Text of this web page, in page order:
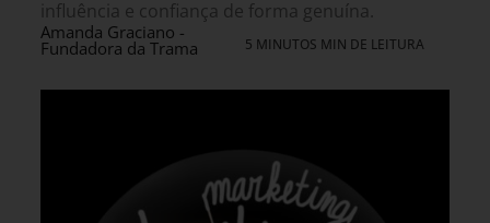
influência e confiança de forma genuína.
Amanda Graciano -
Fundadora da Trama 5 MINUTOS MIN DE LEITURA